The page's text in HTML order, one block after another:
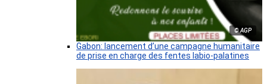
© AGP
Gabon: lancement d’une campagne humanitaire
de prise en charge des fentes labio-palatines